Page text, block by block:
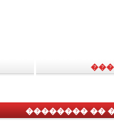
�������� ��